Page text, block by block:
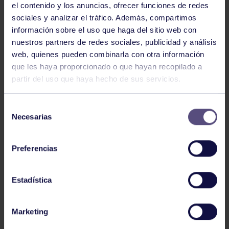
el contenido y los anuncios, ofrecer funciones de redes
sociales y analizar el tráfico. Además, compartimos
información sobre el uso que haga del sitio web con
nuestros partners de redes sociales, publicidad y análisis
web, quienes pueden combinarla con otra información
que les haya proporcionado o que hayan recopilado a
partir del uso que haya hecho de sus servicios.
Necesarias
Preferencias
Estadística
Marketing
Tenis 05 Ago 2026
VII TORNEO ABANCA